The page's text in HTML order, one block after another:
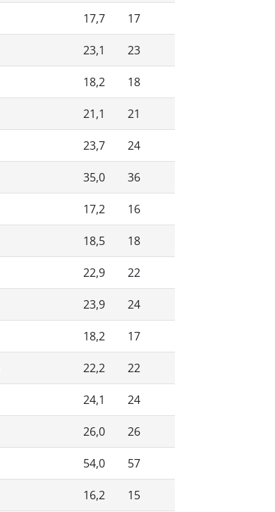
17,7 17
23,1 23
18,2 18
21,1 21
23,7 24
35,0 36
17,2 16
18,5 18
22,9 22
23,9 24
18,2 17
22,2 22
24,1 24
26,0 26
54,0 57
16,2 15